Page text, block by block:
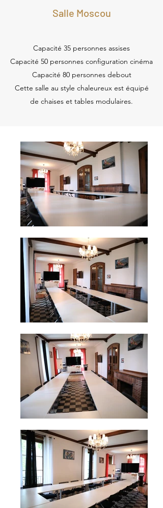
Salle Moscou
Capacité 35 personnes assises
Capacité 50 personnes configuration cinéma
Capacité 80 personnes debout
Cette salle au style chaleureux est équipé
de chaises et tables modulaires.